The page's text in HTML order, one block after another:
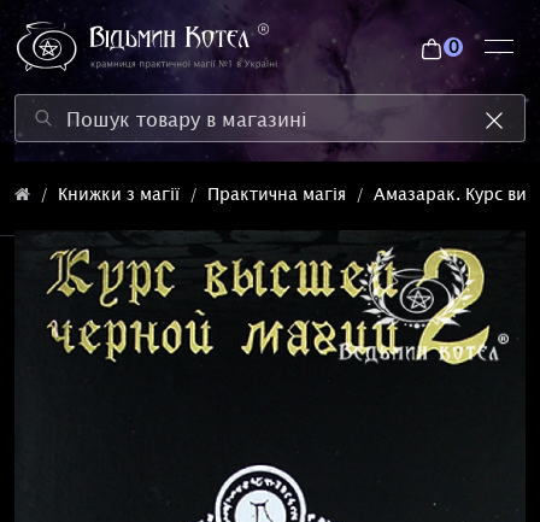
0
Книжки з магії Практична магія Амазарак. Курс